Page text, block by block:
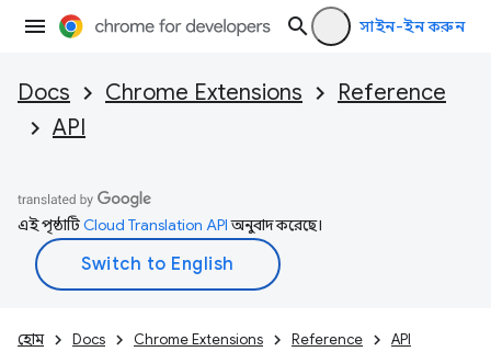
সাইন-ইন করুন
Docs Chrome Extensions
Reference
API
এই পৃষ্ঠাটিCloud Translation APIঅনুবাদ করেছে।
হোম Docs Chrome Extensions Reference API